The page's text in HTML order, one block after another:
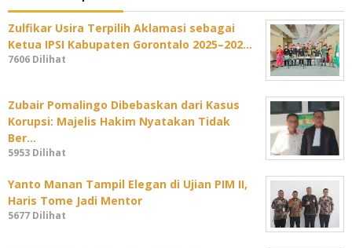
Zulfikar Usira Terpilih Aklamasi sebagai
Ketua IPSI Kabupaten Gorontalo 2025–202…
7606 Dilihat
Zubair Pomalingo Dibebaskan dari Kasus
Korupsi: Majelis Hakim Nyatakan Tidak
Ber…
5953 Dilihat
Yanto Manan Tampil Elegan di Ujian PIM II,
Haris Tome Jadi Mentor
5677 Dilihat